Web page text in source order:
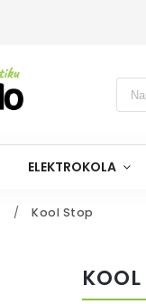
ELEKTROKOLA
/ Kool Stop